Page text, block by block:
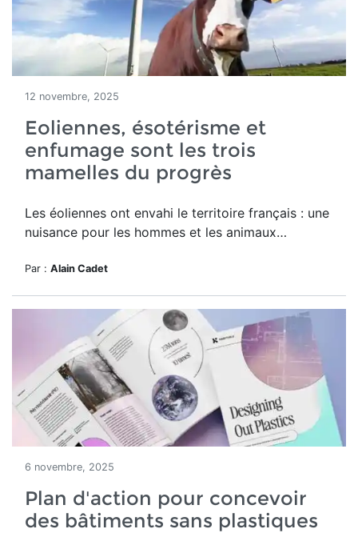
12 novembre, 2025
Eoliennes, ésotérisme et
enfumage sont les trois
mamelles du progrès
Les éoliennes ont envahi le territoire français : une
nuisance pour les hommes et les animaux…
Par : Alain Cadet
6 novembre, 2025
Plan d'action pour concevoir
des bâtiments sans plastiques